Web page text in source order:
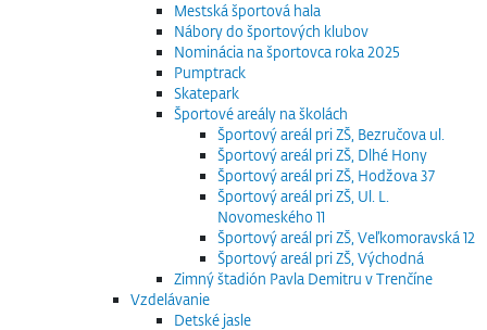
Mestská športová hala
Nábory do športových klubov
Nominácia na športovca roka 2025
Pumptrack
Skatepark
Športové areály na školách
Športový areál pri ZŠ, Bezručova ul.
Športový areál pri ZŠ, Dlhé Hony
Športový areál pri ZŠ, Hodžova 37
Športový areál pri ZŠ, Ul. L.
Novomeského 11
Športový areál pri ZŠ, Veľkomoravská 12
Športový areál pri ZŠ, Východná
Zimný štadión Pavla Demitru v Trenčíne
Vzdelávanie
Detské jasle